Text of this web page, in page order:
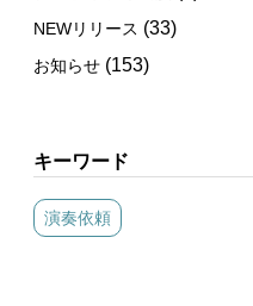
NEWリリース (33)
お知らせ (153)
キーワード
演奏依頼